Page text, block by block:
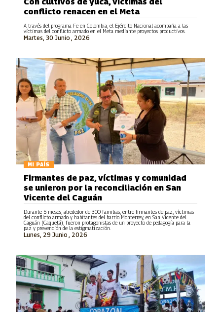
Martes, 30 Junio , 2026
conflicto renacen en el Meta
A través del programa Fe en Colombia, el Ejército Nacional acompaña a las
víctimas del conflicto armado en el Meta mediante proyectos productivos.
MI PAÍS
Lunes, 29 Junio , 2026
Firmantes de paz, víctimas y comunidad
se unieron por la reconciliación en San
Vicente del Caguán
Durante 5 meses, alrededor de 300 familias, entre firmantes de paz, víctimas
del conflicto armado y habitantes del barrio Monterrey, en San Vicente del
Caguán (Caquetá), fueron protagonistas de un proyecto de pedagogía para la
paz y prevención de la estigmatización.